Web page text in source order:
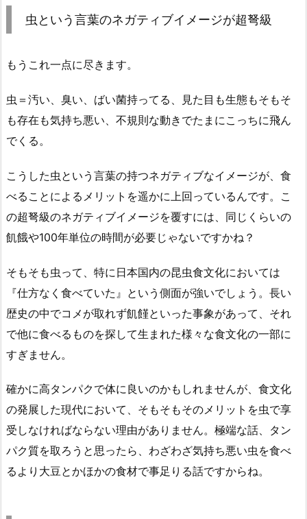
虫という言葉のネガティブイメージが超弩級
もうこれ一点に尽きます。
虫＝汚い、臭い、ばい菌持ってる、見た目も生態もそもそ
も存在も気持ち悪い、不規則な動きでたまにこっちに飛ん
でくる。
こうした虫という言葉の持つネガティブなイメージが、食
べることによるメリットを遥かに上回っているんです。こ
の超弩級のネガティブイメージを覆すには、同じくらいの
飢餓や100年単位の時間が必要じゃないですかね？
そもそも虫って、特に日本国内の昆虫食文化においては
『仕方なく食べていた』という側面が強いでしょう。長い
歴史の中でコメが取れず飢饉といった事象があって、それ
で他に食べるものを探して生まれた様々な食文化の一部に
すぎません。
確かに高タンパクで体に良いのかもしれませんが、食文化
の発展した現代において、そもそもそのメリットを虫で享
受しなければならない理由がありません。極端な話、タン
パク質を取ろうと思ったら、わざわざ気持ち悪い虫を食べ
るより大豆とかほかの食材で事足りる話ですからね。